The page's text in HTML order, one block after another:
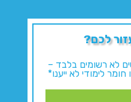
לכם?
לא רשומים בלבד –
לימודי לא ייענו*